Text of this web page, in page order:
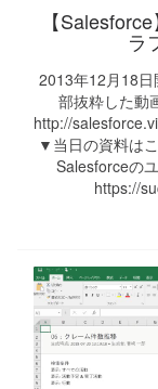
【
ラ
2013年12月18
部抜粋した動
http://
▼当日の資料は
Salesforceの
https://